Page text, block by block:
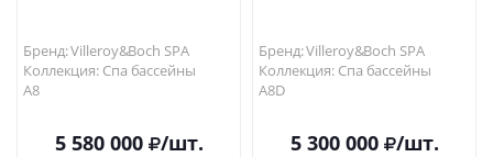
Бренд: Villeroy&Boch SPA
Коллекция: Спа бассейны
A8
5 580 000 /шт.
Бренд: Villeroy&Boch SPA
Коллекция: Спа бассейны
A8D
5 300 000 /шт.